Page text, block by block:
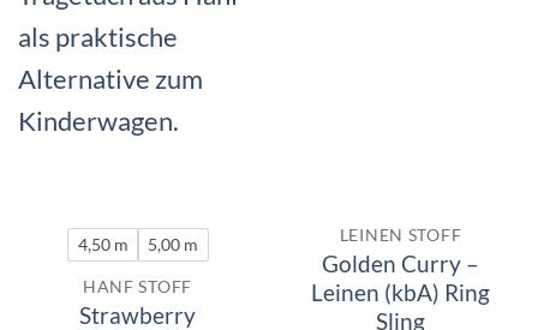
4,50 m 5,00 m
HANF STOFF
Strawberry
LEINEN STOFF
Golden Curry –
Leinen (kbA) Ring
Sling